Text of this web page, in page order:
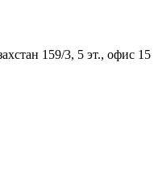
159/3, 5 эт., офис 15